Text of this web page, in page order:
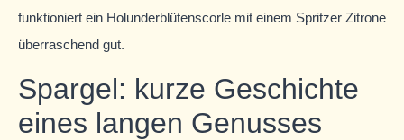
funktioniert ein Holunderblütenscorle mit einem Spritzer Zitrone
überraschend gut.
Spargel: kurze Geschichte
eines langen Genusses